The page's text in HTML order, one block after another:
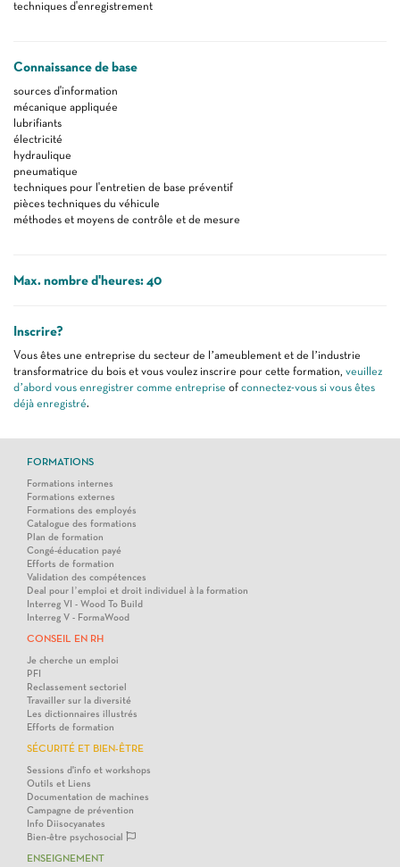
techniques d'enregistrement
Connaissance de base
sources d'information
mécanique appliquée
lubrifiants
électricité
hydraulique
pneumatique
techniques pour l'entretien de base préventif
pièces techniques du véhicule
méthodes et moyens de contrôle et de mesure
Max. nombre d'heures: 40
Inscrire?
Vous êtes une entreprise du secteur de l’ameublement et de l’industrie
transformatrice du bois et vous voulez inscrire pour cette formation, veuillez
d’abord vous enregistrer comme entreprise of connectez-vous si vous êtes
déjà enregistré.
FORMATIONS
Formations internes
Formations externes
Formations des employés
Catalogue des formations
Plan de formation
Congé-éducation payé
Efforts de formation
Validation des compétences
Deal pour l’emploi et droit individuel à la formation
Interreg VI - Wood To Build
Interreg V - FormaWood
CONSEIL EN RH
Je cherche un emploi
PFI
Reclassement sectoriel
Travailler sur la diversité
Les dictionnaires illustrés
Efforts de formation
SÉCURITÉ ET BIEN-ÊTRE
Sessions d'info et workshops
Outils et Liens
Documentation de machines
Campagne de prévention
Info Diisocyanates
Bien-être psychosocial
ENSEIGNEMENT